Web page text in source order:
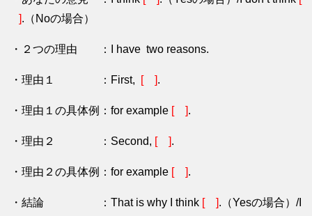
].（Noの場合）
・２つの理由 ：I have two reasons.
・理由１ ：First, [ ].
・理由１の具体例：for example [ ].
・理由２ ：Second, [ ].
・理由２の具体例： for example [ ].
・結論 ：That is why I think [ ].（Yesの場合）/I